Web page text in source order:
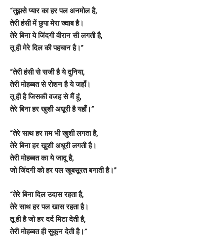
“तुझसे प्यार का हर पल अनमोल है,
तेरी हंसी में छुपा मेरा ख्वाब है।
तेरे बिना ये जिंदगी वीरान सी लगती है,
तू ही मेरे दिल की पहचान है।”
“तेरी हंसी से सजी है ये दुनिया,
तेरी मोहब्बत से रोशन है ये जहाँ।
तू ही है जिसकी वजह से मैं हूं,
तेरे बिना हर खुशी अधूरी है यहाँ।”
“तेरे साथ हर ग़म भी खुशी लगता है,
तेरे बिना हर खुशी अधूरी लगती है।
तेरी मोहब्बत का ये जादू है,
जो जिंदगी को हर पल खूबसूरत बनाती है।”
“तेरे बिना दिल उदास रहता है,
तेरे साथ हर पल खास रहता है।
तू ही है जो हर दर्द मिटा देती है,
तेरी मोहब्बत ही सुकून देती है।”